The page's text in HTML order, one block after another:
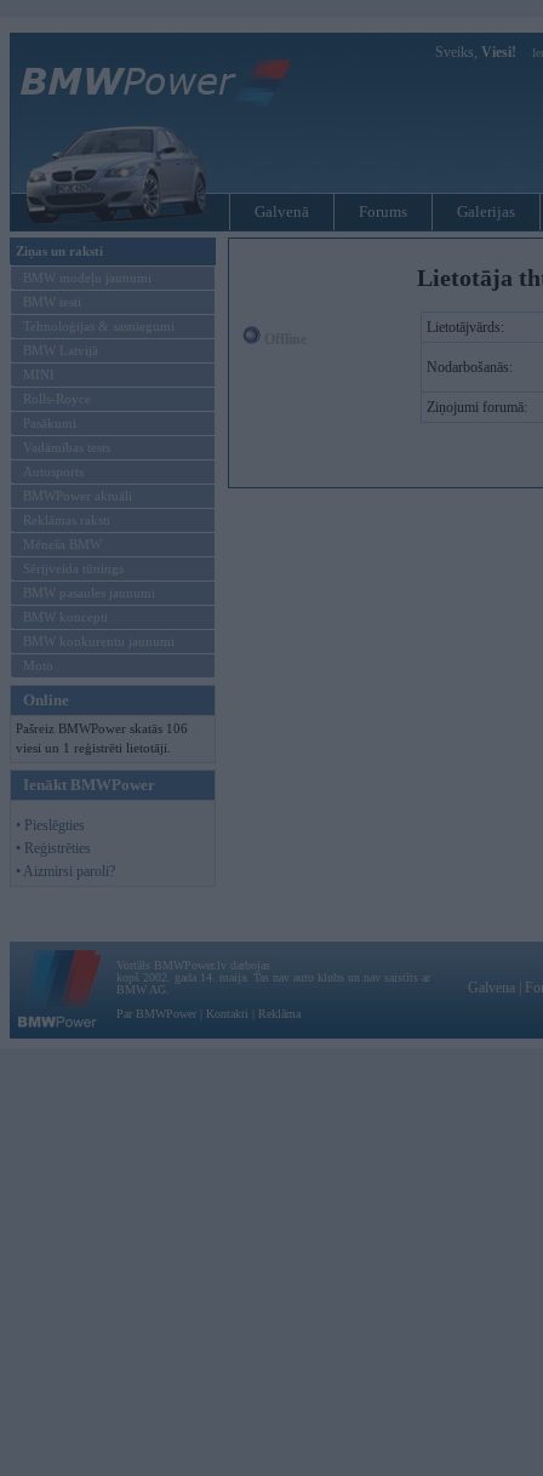
Sveiks, Viesi!
Galvenā Forums Galerijas
Ziņas un raksti
BMW modeļu jaunumi
BMW testi
Tehnoloģijas & sasniegumi
BMW Latvijā
MINI
Rolls-Royce
Pasākumi
Vadāmības tests
Autosports
BMWPower aktuāli
Reklāmas raksti
Mēneša BMW
Sērijveida tūnings
BMW pasaules jaunumi
BMW koncepti
BMW konkurentu jaunumi
Moto
Online
Pašreiz BMWPower skatās 106
viesi un 1 reģistrēti lietotāji.
Ienākt BMWPower
• Pieslēgties
• Reģistrēties
• Aizmirsi paroli?
Lietotāja
Lietotājvārds:
Nodarbošanās:
Ziņojumi forumā:
Vortāls BMWPower.lv darbojas
kopš 2002. gada 14. maija. Tas nav auto klubs un nav saistīts ar
BMW AG.
Par BMWPower
Kontakti Reklāma
Galvena